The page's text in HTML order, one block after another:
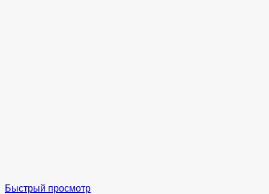
Быстрый просмотр